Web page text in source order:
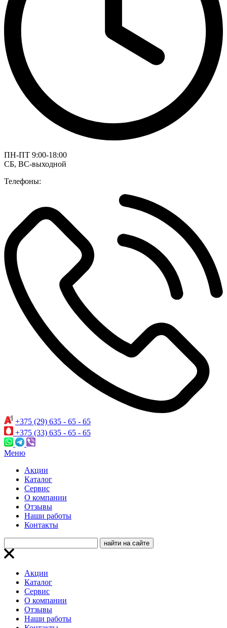
ПН-ПТ 9:00-18:00
СБ, ВС-выходной
Телефоны:
+375 (29) 635 - 65 - 65
+375 (33) 635 - 65 - 65
Меню
Акции
Каталог
Сервис
О компании
Отзывы
Наши работы
Контакты
Акции
Каталог
Сервис
О компании
Отзывы
Наши работы